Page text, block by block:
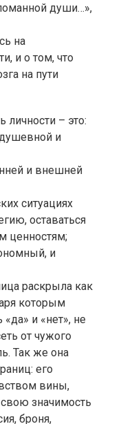
души…»,
на
и о том, что
на пути
личности – это:
душевной и
и внешней
ситуациях
оставаться
ценностям;
и
раскрыла как
которым
и «нет», не
от чужого
Так же она
его
вины,
значимость
броня,